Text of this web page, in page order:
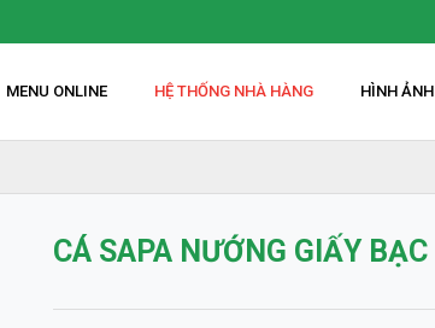
MENU ONLINE HỆ THỐNG NHÀ HÀNG HÌNH ẢNH
CÁ SAPA NƯỚNG GIẤY BẠC